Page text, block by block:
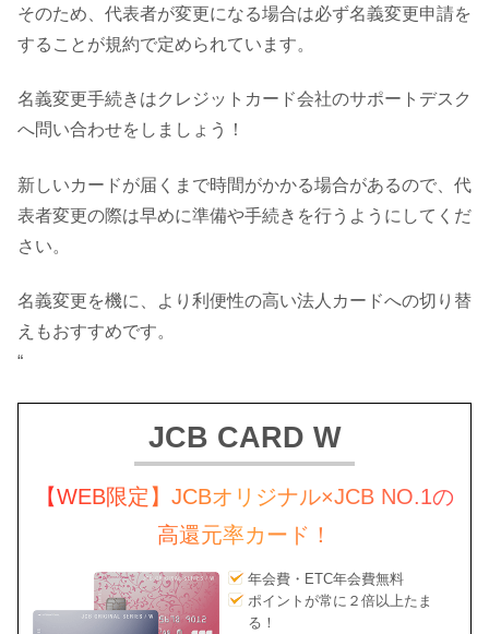
そのため、代表者が変更になる場合は必ず名義変更申請を
することが規約で定められています。
名義変更手続きはクレジットカード会社のサポートデスク
へ問い合わせをしましょう！
新しいカードが届くまで時間がかかる場合があるので、代
表者変更の際は早めに準備や手続きを行うようにしてくだ
さい。
名義変更を機に、より利便性の高い法人カードへの切り替
えもおすすめです。
“
JCB CARD W
【WEB限定】JCBオリジナル×JCB NO.1の
高還元率カード！
年会費・ETC年会費無料
ポイントが常に２倍以上たま
る！